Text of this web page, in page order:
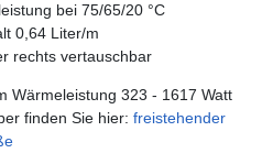
bei 75/65/20 °C
0,64 Liter/m
rechts vertauschbar
Wärmeleistung 323 - 1617 Watt
finden Sie hier: freistehender